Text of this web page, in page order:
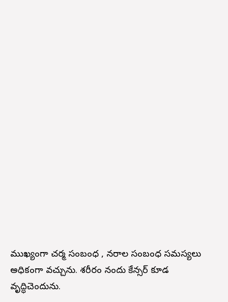
ముఖ్యంగా చర్మ సంబంధ , నరాల సంబంధ సమస్యలు
అధికంగా వచ్చును. శరీరం నందు కేన్సర్ కూడ
వృద్ధిచెందును.